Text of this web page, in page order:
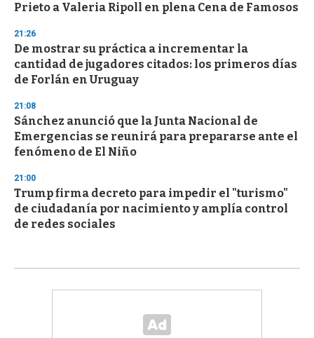
Prieto a Valeria Ripoll en plena Cena de Famosos
21:26
De mostrar su práctica a incrementar la
cantidad de jugadores citados: los primeros días
de Forlán en Uruguay
21:08
Sánchez anunció que la Junta Nacional de
Emergencias se reunirá para prepararse ante el
fenómeno de El Niño
21:00
Trump firma decreto para impedir el "turismo"
de ciudadanía por nacimiento y amplía control
de redes sociales